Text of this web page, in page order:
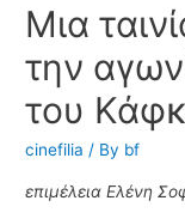
Μια
την
του
cinefilia / By bf
επιμέλεια Ελένη